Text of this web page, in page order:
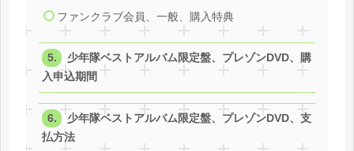
ファンクラブ会員、一般、購入特典
少年隊ベストアルバム限定盤、プレゾンDVD、購
入申込期間
少年隊ベストアルバム限定盤、プレゾンDVD、支
払方法